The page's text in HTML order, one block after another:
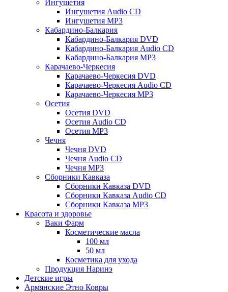
Ингушетия
Ингушетия Audio CD
Ингушетия MP3
Кабардино-Балкария
Кабардино-Балкария DVD
Кабардино-Балкария Audio CD
Кабардино-Балкария MP3
Карачаево-Черкесия
Карачаево-Черкесия DVD
Карачаево-Черкесия Audio CD
Карачаево-Черкесия MP3
Осетия
Осетия DVD
Осетия Audio CD
Осетия MP3
Чечня
Чечня DVD
Чечня Audio CD
Чечня MP3
Сборники Кавказа
Сборники Кавказа DVD
Сборники Кавказа Audio CD
Сборники Кавказа MP3
Красота и здоровье
Ваки Фарм
Косметические масла
100 мл
50 мл
Косметика для ухода
Продукция Наринэ
Детские игры
Армянские Этно Ковры